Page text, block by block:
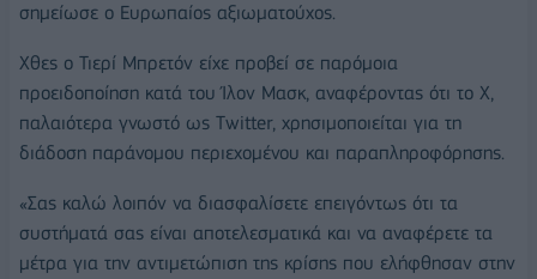
σημείωσε ο Ευρωπαίος αξιωματούχος.
Χθες ο Τιερί Μπρετόν είχε προβεί σε παρόμοια
προειδοποίηση κατά του Ίλον Μασκ, αναφέροντας ότι το Χ,
παλαιότερα γνωστό ως Twitter, χρησιμοποιείται για τη
διάδοση παράνομου περιεχομένου και παραπληροφόρησης.
«Σας καλώ λοιπόν να διασφαλίσετε επειγόντως ότι τα
συστήματά σας είναι αποτελεσματικά και να αναφέρετε τα
μέτρα για την αντιμετώπιση της κρίσης που ελήφθησαν στην